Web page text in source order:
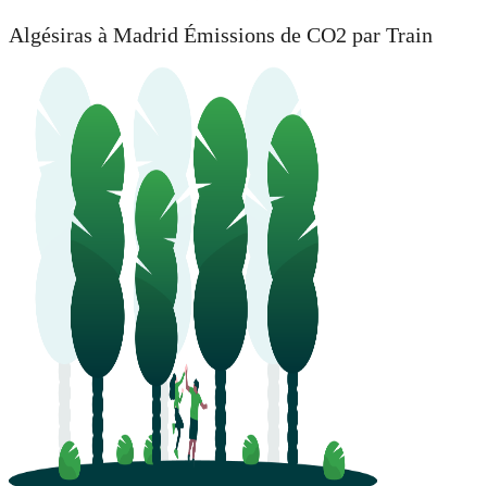
Algésiras à Madrid Émissions de CO2 par Train